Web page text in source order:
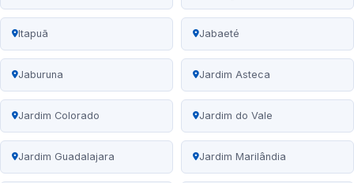
Itapuã Jabaeté
Jaburuna Jardim Asteca
Jardim Colorado Jardim do Vale
Jardim Guadalajara Jardim Marilândia